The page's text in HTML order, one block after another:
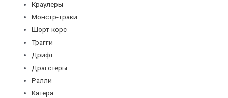
Краулеры
Монстр-траки
Шорт-корс
Трагги
Дрифт
Драгстеры
Ралли
Катера